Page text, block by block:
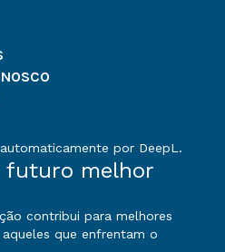
por DeepL.
futuro melhor
contribui para melhores
que enfrentam o